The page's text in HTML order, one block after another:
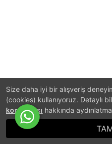
Size daha iyi bir alışveriş
(cookies) kullanıyoruz. Detaylı
korunması hakkında